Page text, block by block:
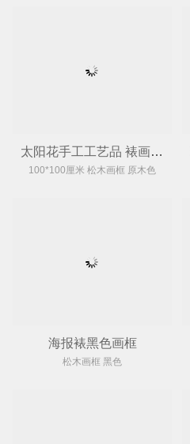
太阳花手工工艺品 裱画框 村上隆
100*100厘米 松木画框 原木色
海报裱黑色画框
松木画框 黑色